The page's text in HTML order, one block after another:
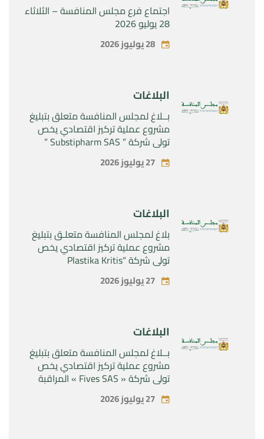
اجتماع فرع مجلس المنافسة – الثلاثاء
28 يوليو 2026
28 يوليوز 2026
البلاغات
بــلاغ لمجلس المنافسة متعلق بتبليغ
مشروع عملية تركيز اقتصادي يخص
تولي شركة ” Substipharm SAS ”
المراقبة الحصرية للأصول والحقوق
المتعلقة بالمنتجين الصيدلانيين”
27 يوليوز 2026
البلاغات
بلاغ لمجلس المنافسة متعلـق بتبليغ
مشروع عملية تركيز اقتصادي يخص
تولي شركة “Plastika Kritis
SA”المراقبة الحصرية لشركة
“Naturplas Industrial SARL” 27 يوليوز 2026
البلاغات
بــلاغ لمجلس المنافسة متعلق بتبليغ
مشروع عملية تركيز اقتصادي يخص
تولي شركة « Fives SAS » المراقبة
SAS »27 يوليوز 2026